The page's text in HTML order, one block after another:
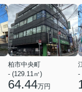
柏市中央町
- (129.11㎡)
64.44万円
-